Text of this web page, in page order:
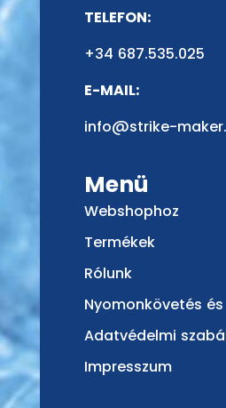
TELEFON:
+34 687.535.025
E-MAIL:
info@strike-
Menü
Webshophoz
Termékek
Rólunk
Nyomonkövetés
Adatvédelmi
Impresszum